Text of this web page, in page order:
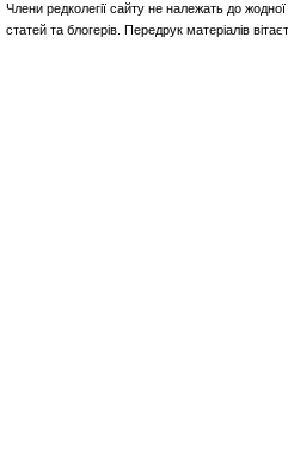
Члени редколегії сайту не належать до жодної
статей та блогерів. Передрук матеріалів